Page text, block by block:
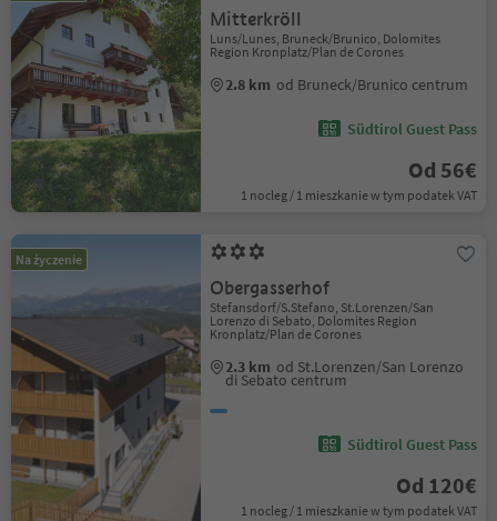
Mitterkröll
Luns/Lunes, Bruneck/Brunico, Dolomites
Region Kronplatz/Plan de Corones
2.8 km od Bruneck/Brunico centrum
Südtirol Guest Pass
Od 56€
1 nocleg / 1 mieszkanie w tym podatek VAT
Na życzenie
Obergasserhof
Stefansdorf/S.Stefano, St.Lorenzen/San
Lorenzo di Sebato, Dolomites Region
Kronplatz/Plan de Corones
2.3 km od St.Lorenzen/San Lorenzo
di Sebato centrum
Südtirol Guest Pass
Od 120€
1 nocleg / 1 mieszkanie w tym podatek VAT